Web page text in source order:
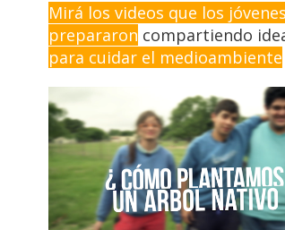
Mirá los videos que los jóvenes
prepararon compartiendo
para cuidar el medioambiente